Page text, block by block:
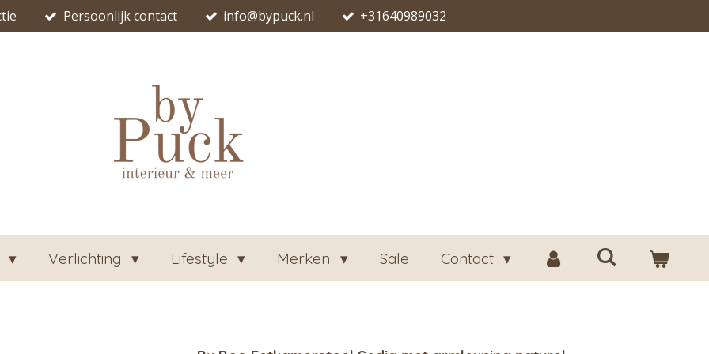
Persoonlijk contact info@bypuck.nl +31640989032
Verlichting Lifestyle Merken Sale Contact